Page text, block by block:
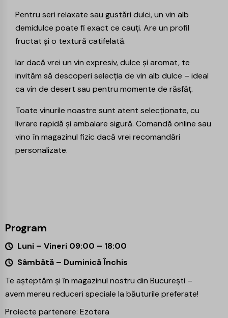
Pentru seri relaxate sau gustări dulci, un vin alb
demidulce poate fi exact ce cauți. Are un profil
fructat și o textură catifelată.
Iar dacă vrei un vin expresiv, dulce și aromat, te
invităm să descoperi selecția de vin alb dulce – ideal
ca vin de desert sau pentru momente de răsfăț.
Toate vinurile noastre sunt atent selecționate, cu
livrare rapidă și ambalare sigură. Comandă online sau
vino în magazinul fizic dacă vrei recomandări
personalizate.
Program
Luni – Vineri 09:00 – 18:00
Sâmbătă – Duminică Închis
Te așteptăm și în magazinul nostru din București –
avem mereu reduceri speciale la băuturile preferate!
Proiecte partenere: Ezotera